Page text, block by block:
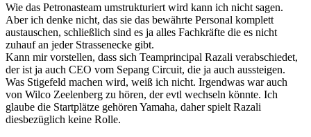
Wie das Petronasteam umstrukturiert wird kann ich nicht sagen.
Aber ich denke nicht, das sie das bewährte Personal komplett
austauschen, schließlich sind es ja alles Fachkräfte die es nicht
zuhauf an jeder Strassenecke gibt.
Kann mir vorstellen, dass sich Teamprincipal Razali verabschiedet,
der ist ja auch CEO vom Sepang Circuit, die ja auch aussteigen.
Was Stigefeld machen wird, weiß ich nicht. Irgendwas war auch
von Wilco Zeelenberg zu hören, der evtl wechseln könnte. Ich
glaube die Startplätze gehören Yamaha, daher spielt Razali
diesbezüglich keine Rolle.